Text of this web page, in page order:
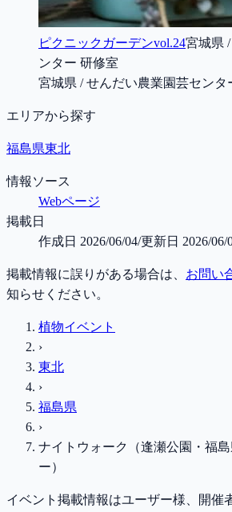
ピクニックガーデンvol.24宮城県
ンター 研修室
宮城県 / せんだい農業園芸センタ
エリアから探す
福島県東北
情報ソース
Webページ
掲載日
作成日 2026/06/04/更新日 2026/06/
掲載情報に誤りがある場合は、 お問い
知らせください。
植物イベント
›
東北
›
福島県
›
ナイトウォーク（逢瀬公園・福
ー）
イベント掲載情報はユーザー様、開催